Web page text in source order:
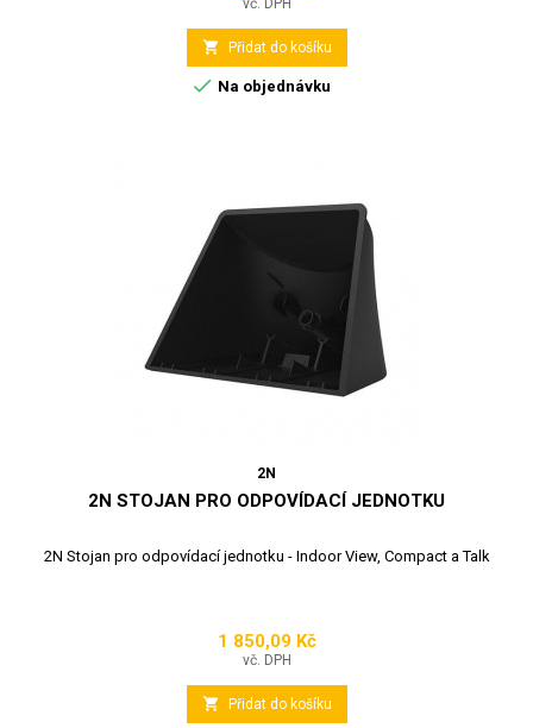
 Přidat do košíku
 Na objednávku
2N
2N STOJAN PRO ODPOVÍDACÍ JEDNOTKU
2N Stojan pro odpovídací jednotku - Indoor View, Compact a Talk
Cena
1 850,09 Kč
vč. DPH
 Přidat do košíku